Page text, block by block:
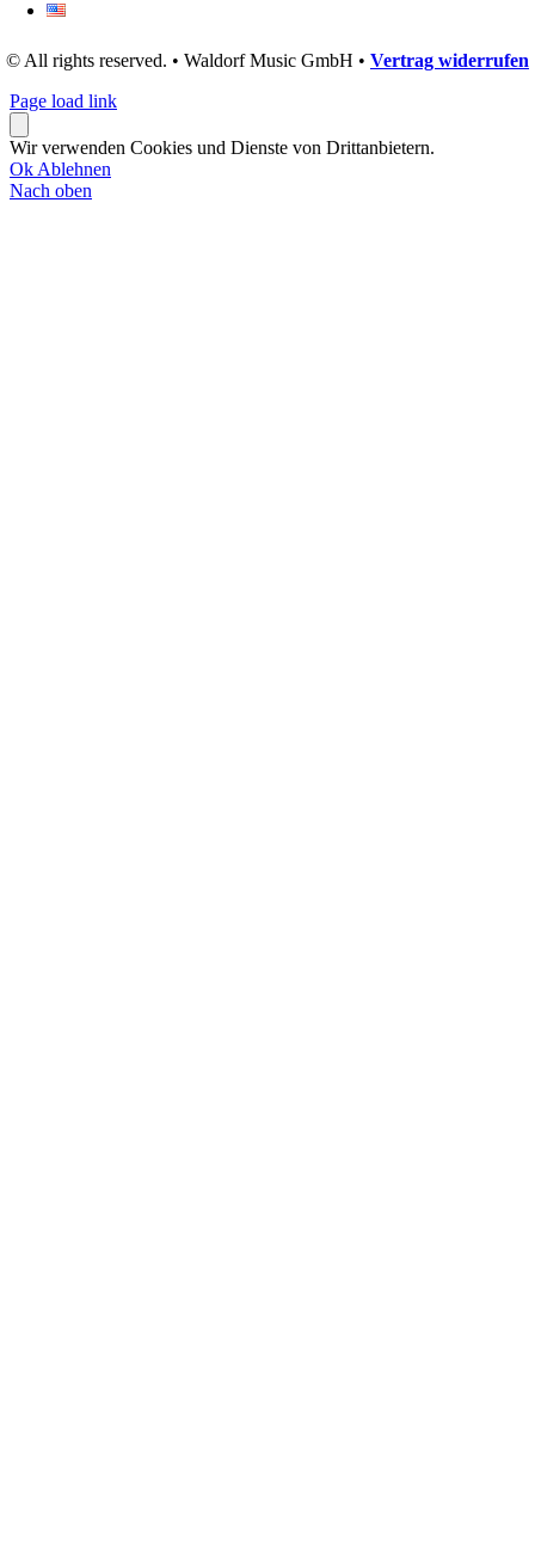
© All rights reserved. • Waldorf Music GmbH • Vertrag widerrufen
Page load link
Wir verwenden Cookies und Dienste von Drittanbietern.
Ok Ablehnen
Nach oben